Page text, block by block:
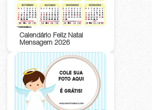
Calendário Feliz Natal
Mensagem 2026